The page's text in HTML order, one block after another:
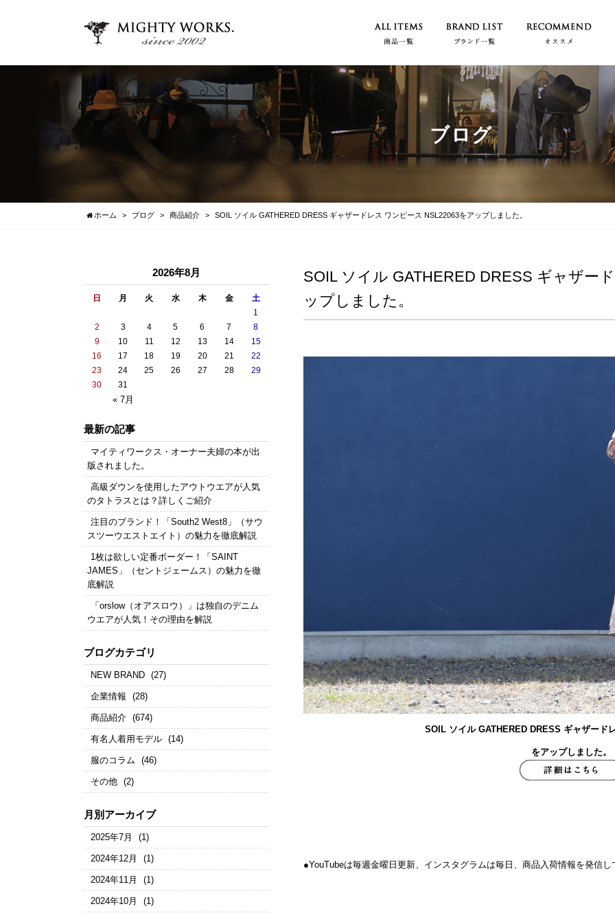
ブログ
ホーム ブログ 商品紹介 SOIL ソイル GATHERED DRESS ギャザードレス ワンピース NSL22063をアップしました。
SOIL ソイル GATHERED DRESS ギャザー
ップしました。
SOIL ソイル GATHERED DRESS ギャザード
をアップしました。
●YouTubeは毎週金曜日更新、インスタグラムは毎日、商品入荷情報を発信し
2026年8月
日 月 火 水 木 金 土
« 7月
1
2
3 4 5 6 7
8
9
10 11 12 13 14
15
16
17 18 19 20 21
22
23
24 25 26 27 28
29
30
31
最新の記事
マイティワークス・オーナー夫婦の本が出
版されました。
高級ダウンを使用したアウトウエアが人気
のタトラスとは？詳しくご紹介
注目のブランド！「South2 West8」（サウ
スツーウエストエイト）の魅力を徹底解説
1枚は欲しい定番ボーダー！「SAINT
JAMES」（セントジェームス）の魅力を徹
底解説
「orslow（オアスロウ）」は独自のデニム
ウエアが人気！その理由を解説
ブログカテゴリ
NEW BRAND (27)
企業情報 (28)
商品紹介 (674)
有名人着用モデル (14)
服のコラム (46)
その他 (2)
月別アーカイブ
2025年7月 (1)
2024年12月 (1)
2024年11月 (1)
2024年10月 (1)